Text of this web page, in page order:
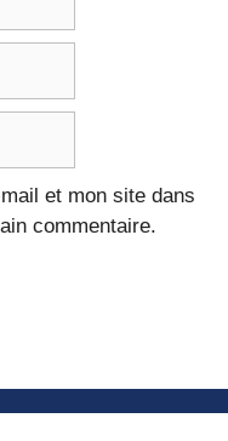
et mon site dans
commentaire.